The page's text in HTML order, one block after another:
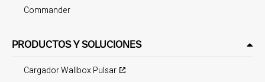
Commander
PRODUCTOS Y SOLUCIONES
Cargador Wallbox Pulsar